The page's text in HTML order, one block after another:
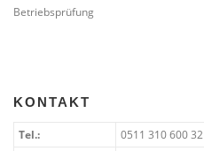
Betriebsprüfung
KONTAKT
Tel.:
0511 310 600 32